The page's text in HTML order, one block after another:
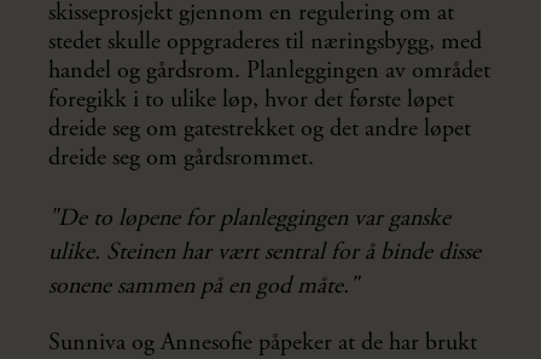
skisseprosjekt gjennom en regulering om at
stedet skulle oppgraderes til næringsbygg, med
handel og gårdsrom. Planleggingen av området
foregikk i to ulike løp, hvor det første løpet
dreide seg om gatestrekket og det andre løpet
dreide seg om gårdsrommet.
"De to løpene for planleggingen var ganske
ulike. Steinen har vært sentral for å binde disse
sonene sammen på en god måte."
Sunniva og Annesofie påpeker at de har brukt